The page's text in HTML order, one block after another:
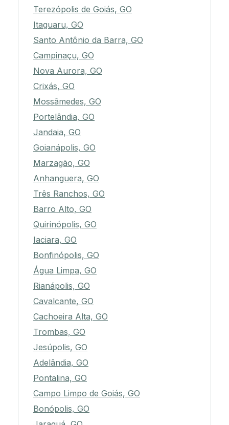
Terezópolis de Goiás, GO
Itaguaru, GO
Santo Antônio da Barra, GO
Campinaçu, GO
Nova Aurora, GO
Crixás, GO
Mossâmedes, GO
Portelândia, GO
Jandaia, GO
Goianápolis, GO
Marzagão, GO
Anhanguera, GO
Três Ranchos, GO
Barro Alto, GO
Quirinópolis, GO
Iaciara, GO
Bonfinópolis, GO
Água Limpa, GO
Rianápolis, GO
Cavalcante, GO
Cachoeira Alta, GO
Trombas, GO
Jesúpolis, GO
Adelândia, GO
Pontalina, GO
Campo Limpo de Goiás, GO
Bonópolis, GO